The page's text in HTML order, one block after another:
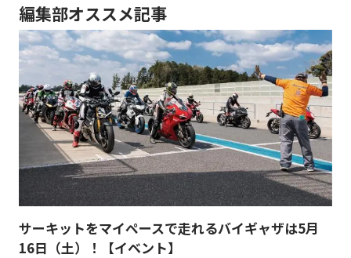
編集部オススメ記事
サーキットをマイペースで走れるバイギャザは5月
16日（土）！【イベント】